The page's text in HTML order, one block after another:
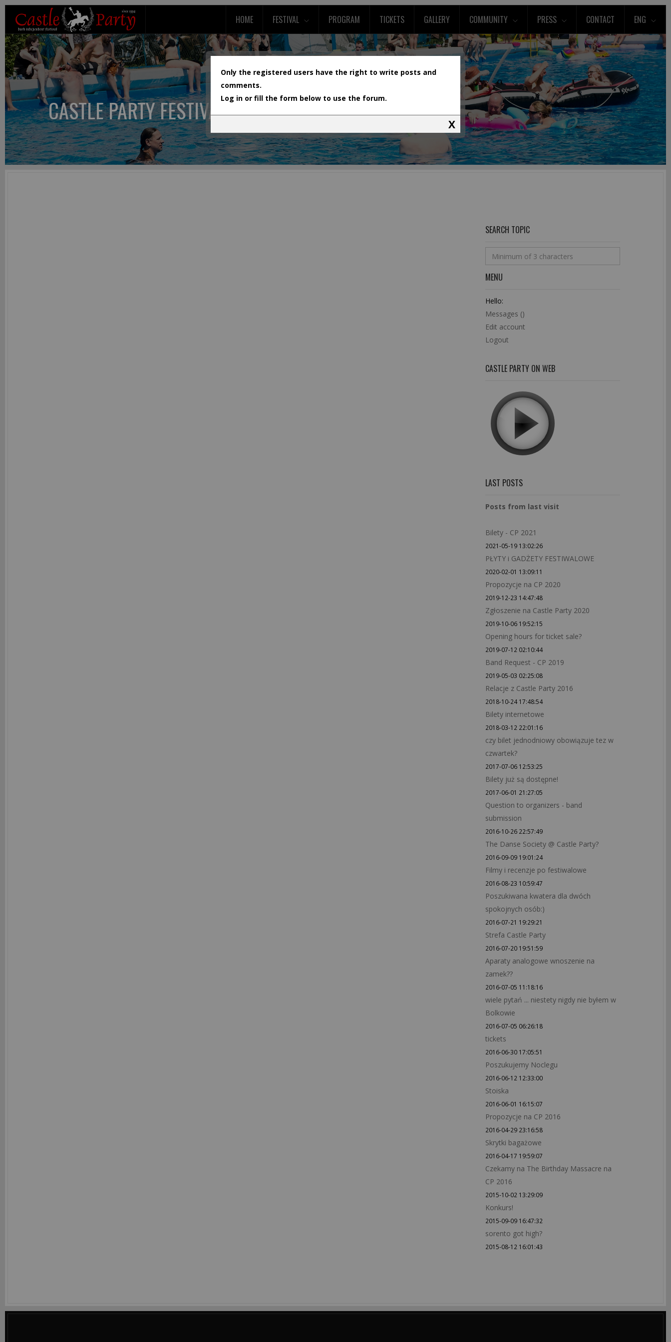
HOME FESTIVAL PROGRAM TICKETS GALLERY COMMUNITY PRESS CONTACT ENG
CASTLE PARTY FESTIVAL
SEARCH TOPIC
MENU
Hello:
Messages ()
Edit account
Logout
CASTLE PARTY ON WEB
LAST POSTS
Posts from last visit
Bilety - CP 2021
2021-05-19 13:02:26
PŁYTY i GADŻETY FESTIWALOWE
2020-02-01 13:09:11
Propozycje na CP 2020
2019-12-23 14:47:48
Zgłoszenie na Castle Party 2020
2019-10-06 19:52:15
Opening hours for ticket sale?
2019-07-12 02:10:44
Band Request - CP 2019
2019-05-03 02:25:08
Relacje z Castle Party 2016
2018-10-24 17:48:54
Bilety internetowe
2018-03-12 22:01:16
czy bilet jednodniowy obowiązuje tez w
czwartek?
2017-07-06 12:53:25
Bilety już są dostępne!
2017-06-01 21:27:05
Question to organizers - band
submission
2016-10-26 22:57:49
The Danse Society @ Castle Party?
2016-09-09 19:01:24
Filmy i recenzje po festiwalowe
2016-08-23 10:59:47
Poszukiwana kwatera dla dwóch
spokojnych osób:)
2016-07-21 19:29:21
Strefa Castle Party
2016-07-20 19:51:59
Aparaty analogowe wnoszenie na
zamek??
2016-07-05 11:18:16
wiele pytań ... niestety nigdy nie byłem w
Bolkowie
2016-07-05 06:26:18
tickets
2016-06-30 17:05:51
Poszukujemy Noclegu
2016-06-12 12:33:00
Stoiska
2016-06-01 16:15:07
Propozycje na CP 2016
2016-04-29 23:16:58
Skrytki bagażowe
2016-04-17 19:59:07
Czekamy na The Birthday Massacre na
CP 2016
2015-10-02 13:29:09
Konkurs!
2015-09-09 16:47:32
sorento got high?
2015-08-12 16:01:43
Only the registered users have the right to write posts and
comments.
Log in or fill the form below to use the forum.
X